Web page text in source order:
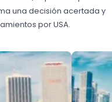
una decisión acertada y
por USA.